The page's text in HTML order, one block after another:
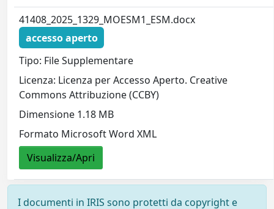
41408_2025_1329_MOESM1_ESM.docx
accesso aperto
Tipo: File Supplementare
Licenza: Licenza per Accesso Aperto. Creative
Commons Attribuzione (CCBY)
Dimensione 1.18 MB
Formato Microsoft Word XML
Visualizza/Apri
I documenti in IRIS sono protetti da copyright e